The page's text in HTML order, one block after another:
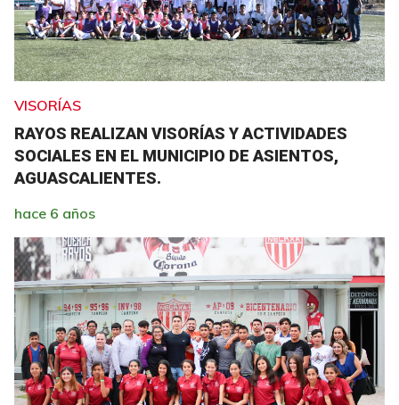
VISORÍAS
RAYOS REALIZAN VISORÍAS Y ACTIVIDADES
SOCIALES EN EL MUNICIPIO DE ASIENTOS,
AGUASCALIENTES.
hace 6 años